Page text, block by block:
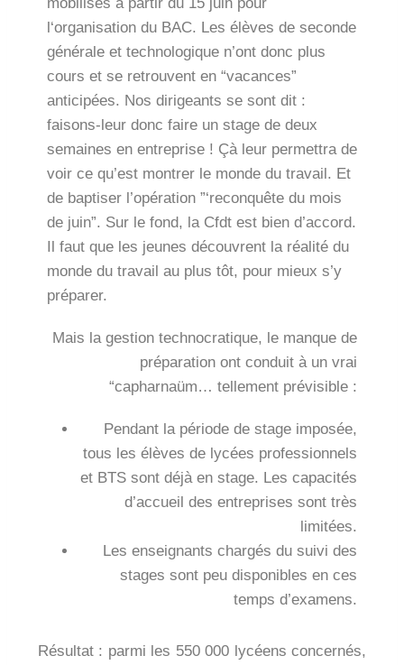
l‘organisation du BAC. Les élèves de seconde
générale et technologique n’ont donc plus
cours et se retrouvent en “vacances”
anticipées. Nos dirigeants se sont dit :
faisons-leur donc faire un stage de deux
semaines en entreprise ! Çà leur permettra de
voir ce qu’est montrer le monde du travail. Et
de baptiser l’opération ”‘reconquête du mois
de juin”. Sur le fond, la Cfdt est bien d’accord.
Il faut que les jeunes découvrent la réalité du
monde du travail au plus tôt, pour mieux s’y
préparer.
Mais la gestion technocratique, le manque de
préparation ont conduit à un vrai
“capharnaüm… tellement prévisible :
Pendant la période de stage imposée,
tous les élèves de lycées professionnels
et BTS sont déjà en stage. Les capacités
d’accueil des entreprises sont très
limitées.
Les enseignants chargés du suivi des
stages sont peu disponibles en ces
temps d’examens.
Résultat : parmi les 550 000 lycéens concernés,